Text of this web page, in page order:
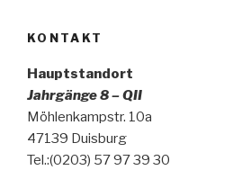
KONTAKT
Hauptstandort
Jahrgänge 8 – QII
Möhlenkampstr. 10a
47139 Duisburg
Tel.:(0203) 57 97 39 30